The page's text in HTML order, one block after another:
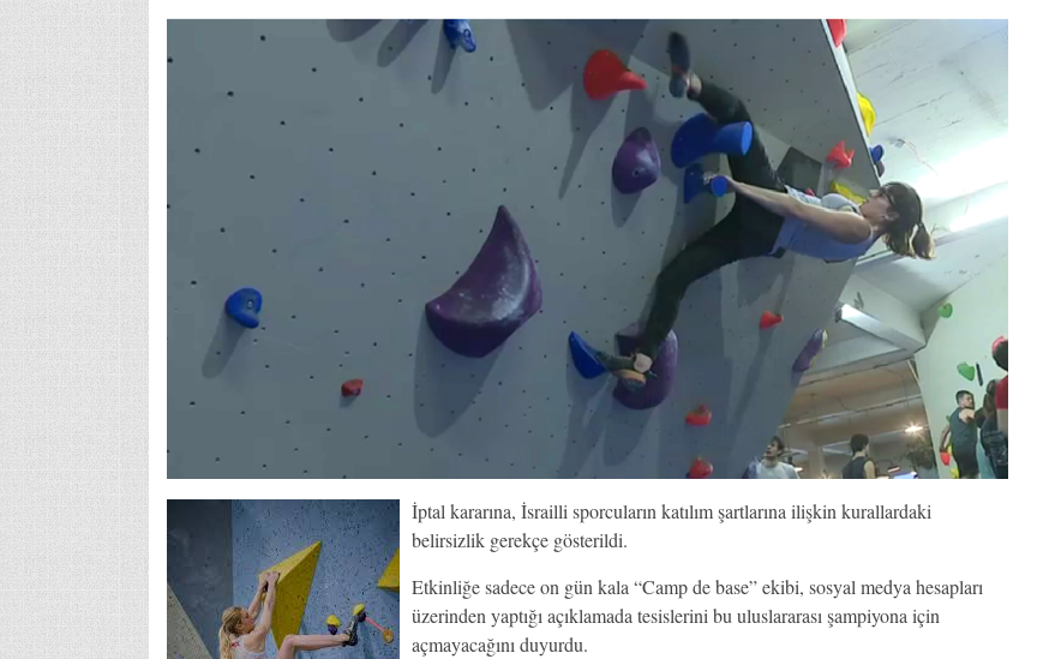
İptal kararına, İsrailli sporcuların katılım şartlarına ilişkin kurallardaki
belirsizlik gerekçe gösterildi.
Etkinliğe sadece on gün kala “Camp de base” ekibi, sosyal medya hesapları
üzerinden yaptığı açıklamada tesislerini bu uluslararası şampiyona için
açmayacağını duyurdu.